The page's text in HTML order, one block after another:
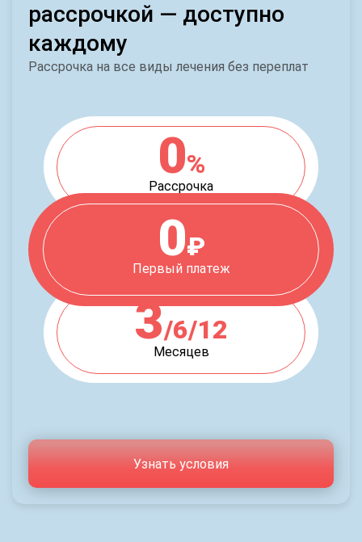
рассрочкой — доступно
каждому
Рассрочка на все виды лечения без переплат
0%
Рассрочка
0₽
Первый платеж
3/6/12
Месяцев
Узнать условия